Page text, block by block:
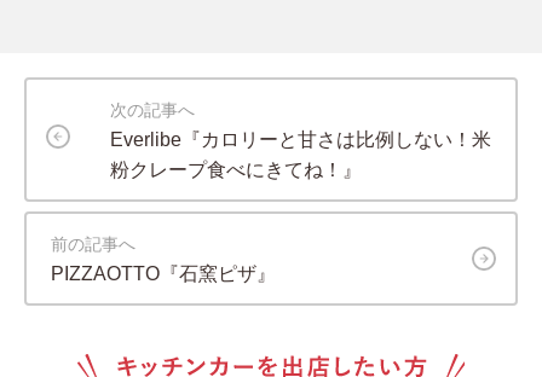
次の記事へ
Everlibe『カロリーと甘さは比例しない！米
粉クレープ食べにきてね！』
前の記事へ
PIZZAOTTO『石窯ピザ』